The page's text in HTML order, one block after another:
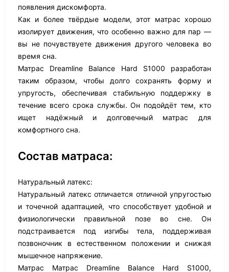
появления дискомфорта.
Как и более твёрдые модели, этот матрас хорошо
изолирует движения, что особенно важно для пар —
вы не почувствуете движения другого человека во
время сна.
Матрас Dreamline Balance Hard S1000 разработан
таким образом, чтобы долго сохранять форму и
упругость, обеспечивая стабильную поддержку в
течение всего срока службы. Он подойдёт тем, кто
ищет надёжный и долговечный матрас для
комфортного сна.
Состав матраса:
Натуральный латекс:
Натуральный латекс отличается отличной упругостью
и точечной адаптацией, что способствует удобной и
физиологически правильной позе во сне. Он
подстраивается под изгибы тела, поддерживая
позвоночник в естественном положении и снижая
мышечное напряжение.
Матрас Матрас Dreamline Balance Hard S1000,